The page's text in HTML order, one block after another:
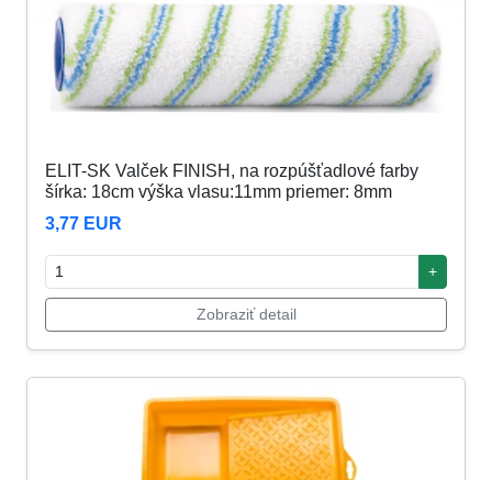
ELIT-SK Valček FINISH, na rozpúšťadlové farby
šírka: 18cm výška vlasu:11mm priemer: 8mm
3,77 EUR
+
Zobraziť detail